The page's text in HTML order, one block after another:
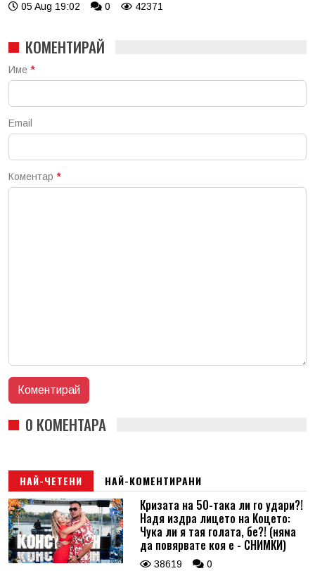
05 Aug 19:02 0 42371
КОМЕНТИРАЙ
Име *
Email
Коментар *
0 КОМЕНТАРА
НАЙ-ЧЕТЕНИ НАЙ-КОМЕНТИРАНИ
Кризата на 50-така ли го удари?!
Надя издра лицето на Коцето:
Чука ли я тая голата, бе?! (няма
да повярвате коя е - СНИМКИ)
38619 0